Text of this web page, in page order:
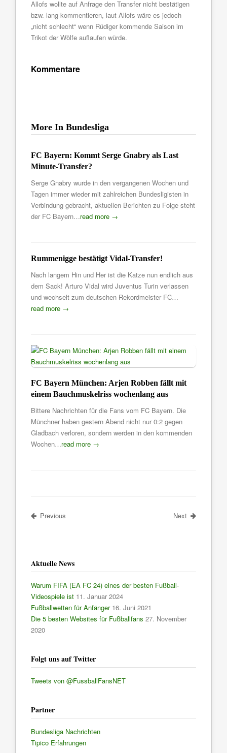
Allofs wollte auf Anfrage den Transfer nicht bestätigen
bzw. lang kommentieren, laut Allofs wäre es jedoch
„nicht schlecht“ wenn Rüdiger kommende Saison im
Trikot der Wölfe auflaufen würde.
Kommentare
More In Bundesliga
FC Bayern: Kommt Serge Gnabry als Last
Minute-Transfer?
Serge Gnabry wurde in den vergangenen Wochen und
Tagen immer wieder mit zahlreichen Bundesligisten in
Verbindung gebracht, aktuellen Berichten zu Folge steht
der FC Bayern…read more →
Rummenigge bestätigt Vidal-Transfer!
Nach langem Hin und Her ist die Katze nun endlich aus
dem Sack! Arturo Vidal wird Juventus Turin verlassen
und wechselt zum deutschen Rekordmeister FC…
read more →
FC Bayern München: Arjen Robben fällt mit
einem Bauchmuskelriss wochenlang aus
Bittere Nachrichten für die Fans vom FC Bayern. Die
Münchner haben gestern Abend nicht nur 0:2 gegen
Gladbach verloren, sondern werden in den kommenden
Wochen…read more →
Previous Next
Aktuelle News
Warum FIFA (EA FC 24) eines der besten Fußball-
Videospiele ist 11. Januar 2024
Fußballwetten für Anfänger 16. Juni 2021
Die 5 besten Websites für Fußballfans 27. November
2020
Folgt uns auf Twitter
Tweets von @FussballFansNET
Partner
Bundesliga Nachrichten
Tipico Erfahrungen